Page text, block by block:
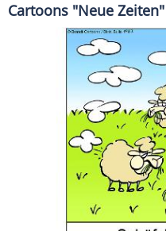
Cartoons "Neue Zeiten"